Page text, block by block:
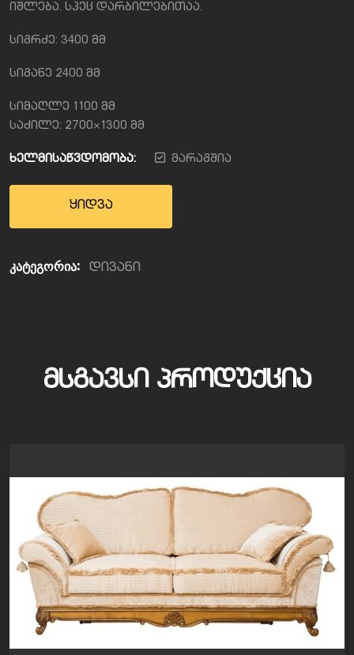
იშლება. სპეც დარბილებითაა.
სიგრძე: 3400 მმ
სიგანე 2400 მმ
სიმაღლე 1100 მმ
საძილე: 2700×1300 მმ
ხელმისაწვდომობა: მარაგშია
ყიდვა
კატეგორია: დივანი
ᲛᲡᲒᲐᲕᲡᲘ ᲞᲠᲝᲓᲣᲥᲪᲘᲐ